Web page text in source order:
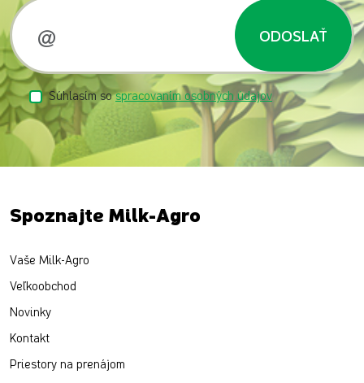
ODOSLAŤ
Súhlasím sospracovaním osobných údajov
Spoznajte Milk-Agro
Vaše Milk-Agro
Veľkoobchod
Novinky
Kontakt
Priestory na prenájom